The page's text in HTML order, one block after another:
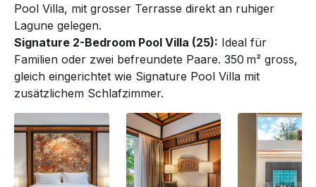
Pool Villa, mit grosser Terrasse direkt an ruhiger
Lagune gelegen.
Signature 2-Bedroom Pool Villa (25): Ideal für
Familien oder zwei befreundete Paare. 350 m² gross,
gleich eingerichtet wie Signature Pool Villa mit
zusätzlichem Schlafzimmer.